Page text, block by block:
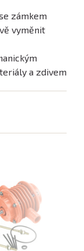
zámkem
vyměnit
a zdivem